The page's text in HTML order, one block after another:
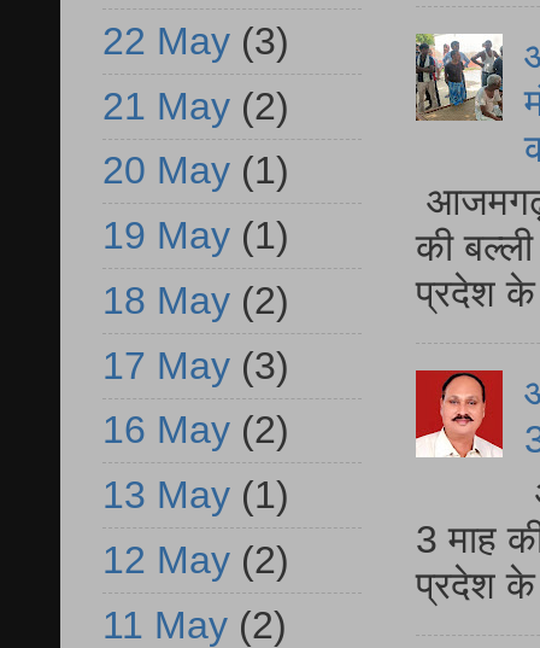
आजमगढ़
की
प्रदेश
3 माह
प्रदेश
22 May (3)
21 May (2)
20 May (1)
19 May (1)
18 May (2)
17 May (3)
16 May (2)
13 May (1)
12 May (2)
11 May (2)